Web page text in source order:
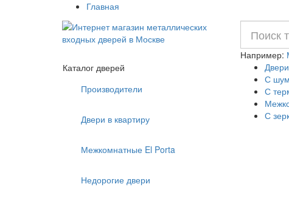
Главная
Например:
С
С
С
Каталог дверей
Производители
Двери в квартиру
Межкомнатные El Porta
Недорогие двери